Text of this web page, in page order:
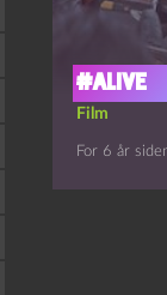
#Alive
Film
For 6 år